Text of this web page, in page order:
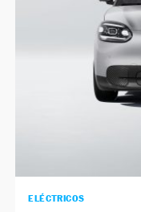
ELÉCTRICOS